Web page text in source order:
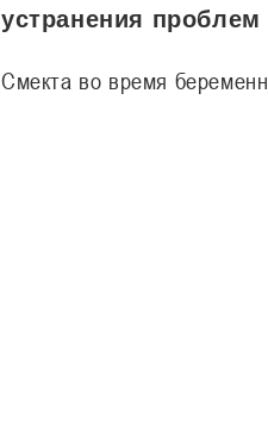
устранения
Смекта во время